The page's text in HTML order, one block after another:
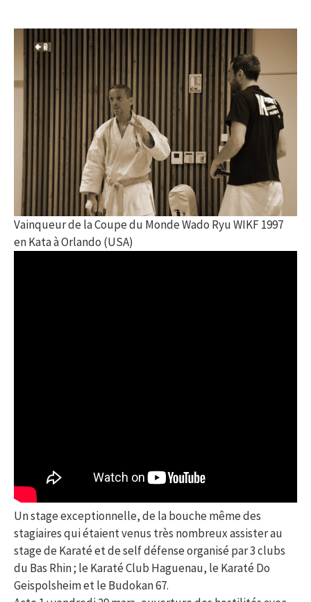
Vainqueur de la Coupe du Monde Wado Ryu WIKF 1997
en Kata à Orlando (USA)
Un stage exceptionnelle, de la bouche même des
stagiaires qui étaient venus très nombreux assister au
stage de Karaté et de self défense organisé par 3 clubs
du Bas Rhin ; le Karaté Club Haguenau, le Karaté Do
Geispolsheim et le Budokan 67.